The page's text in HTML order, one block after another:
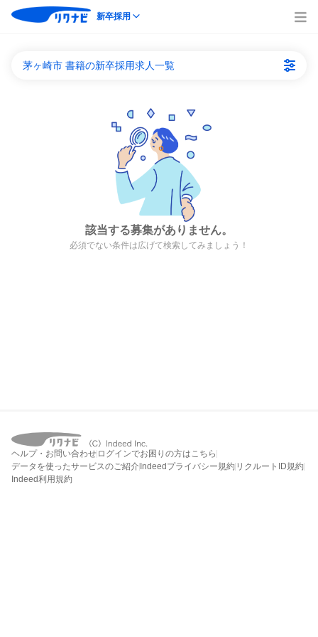
新卒採用
茅ヶ崎市 書籍の新卒採用求人一覧
該当する募集がありません。
必須でない条件は広げて検索してみましょう！
ヘルプ・お問い合わせ ログインでお困りの方はこちら
データを使ったサービスのご紹介 Indeedプライバシー規約 リクルートID規約
Indeed利用規約